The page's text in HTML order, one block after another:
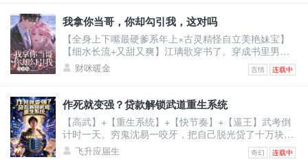
我拿你当哥，你却勾引我，这对吗
【全身上下嘴最硬爹系年上×古灵精怪自立美艳妹宝】
【细水长流+又甜又爽】江璃歌穿书了。穿成书里男主
的恶毒前女友，死得很惨的恶毒女配。男主季司夜是顶
级豪门继承人，遭仇家暗算坠海失忆，被江父救下。江
日，季家人携他青梅竹马的正牌未婚妻，也就是书中真
女主赶来。记忆虽未恢复，可刻入骨髓的本能却让他喊
出一声缱绻的：“浅浅......”原主当即崩溃冲上天台，要自
杀。江
财咪暖金 言情 连载中
作死就变强？贷款解锁武道重生系统
【高武】+【重生系统】+【快节奏】+【逼王】武考倒
计时一天。穷鬼沈易一咬牙，把自己脱光贷了十万块激
活系统。系统奖励：止疼片一枚。沈易：？？？下一
秒，他被同学富二代撞飞。【叮！宿主已死亡！】【恭
飞升应届生 奇幻 连载中